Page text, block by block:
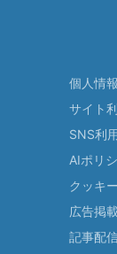
個人情
サイト
SNS利
AIポリ
クッキ
広告掲載
記事配